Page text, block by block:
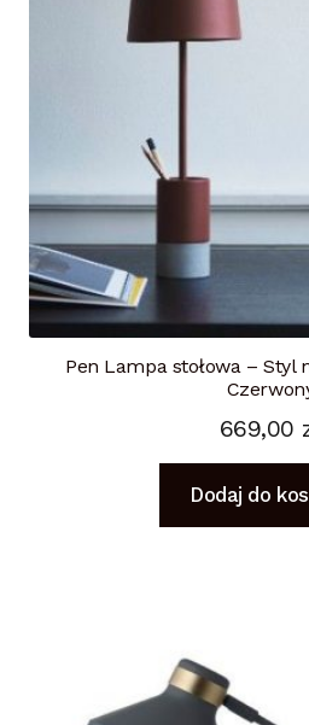
Pen Lampa stołowa – Styl
669,00
Dodaj do